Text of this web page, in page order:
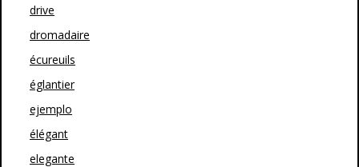
drive
dromadaire
écureuils
églantier
ejemplo
élégant
elegante